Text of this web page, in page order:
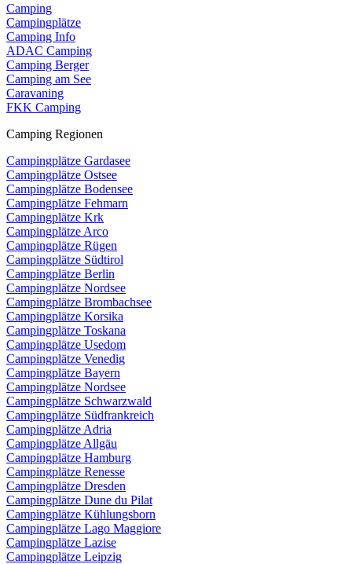
Camping
Campingplätze
Camping Info
ADAC Camping
Camping Berger
Camping am See
Caravaning
FKK Camping
Camping Regionen
Campingplätze Gardasee
Campingplätze Ostsee
Campingplätze Bodensee
Campingplätze Fehmarn
Campingplätze Krk
Campingplätze Arco
Campingplätze Rügen
Campingplätze Südtirol
Campingplätze Berlin
Campingplätze Nordsee
Campingplätze Brombachsee
Campingplätze Korsika
Campingplätze Toskana
Campingplätze Usedom
Campingplätze Venedig
Campingplätze Bayern
Campingplätze Nordsee
Campingplätze Schwarzwald
Campingplätze Südfrankreich
Campingplätze Adria
Campingplätze Allgäu
Campingplätze Hamburg
Campingplätze Renesse
Campingplätze Dresden
Campingplätze Dune du Pilat
Campingplätze Kühlungsborn
Campingplätze Lago Maggiore
Campingplätze Lazise
Campingplätze Leipzig